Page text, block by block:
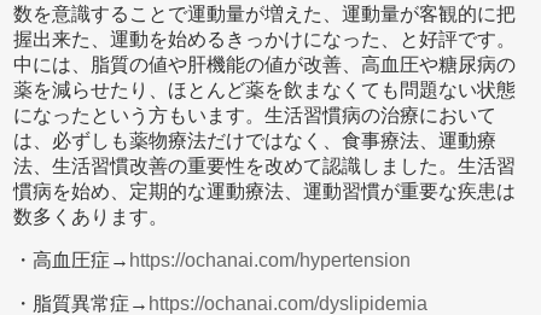
数を意識することで運動量が増えた、運動量が客観的に把
握出来た、運動を始めるきっかけになった、と好評です。
中には、脂質の値や肝機能の値が改善、高血圧や糖尿病の
薬を減らせたり、ほとんど薬を飲まなくても問題ない状態
になったという方もいます。生活習慣病の治療において
は、必ずしも薬物療法だけではなく、食事療法、運動療
法、生活習慣改善の重要性を改めて認識しました。生活習
慣病を始め、定期的な運動療法、運動習慣が重要な疾患は
数多くあります。
・高血圧症→ https://ochanai.com/hypertension
・脂質異常症→ https://ochanai.com/dyslipidemia